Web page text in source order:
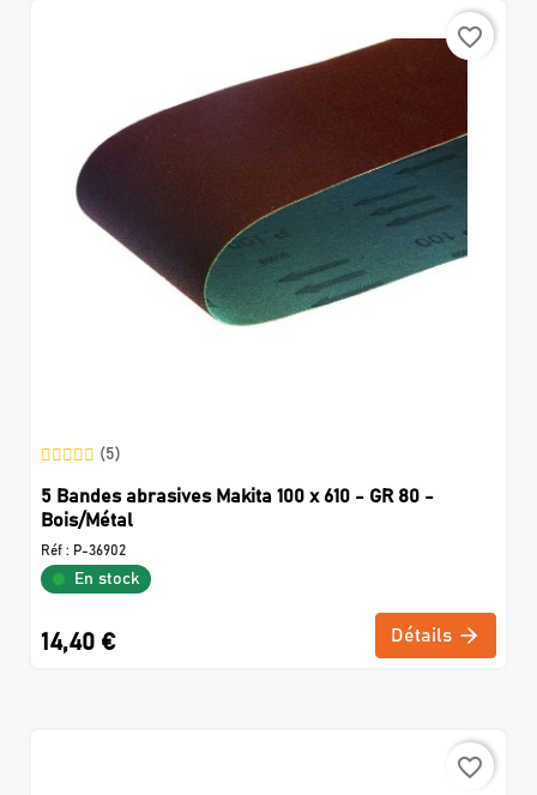
favorite_border
(5)
5 Bandes abrasives Makita 100 x 610 - GR 80 -
Bois/Métal
Réf : P-36902
En stock
14,40 € Détails
favorite_border